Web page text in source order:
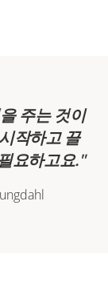
주는 것이
작하고 끌
요하고요.